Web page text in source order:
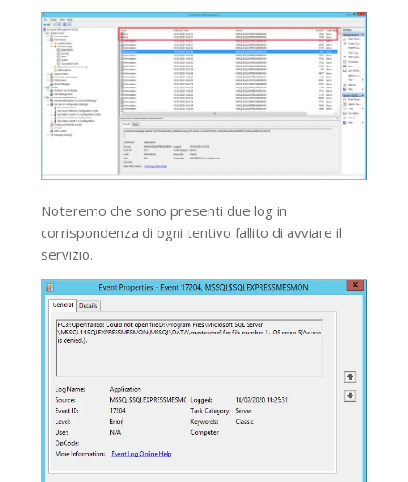
Noteremo che sono presenti due log in
corrispondenza di ogni tentivo fallito di avviare il
servizio.